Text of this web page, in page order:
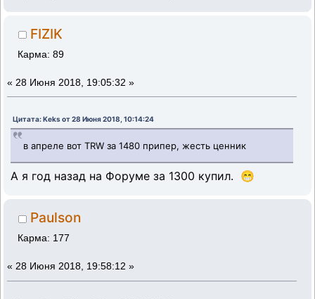
FIZIK
Карма: 89
« 28 Июня 2018, 19:05:32 »
Цитата: Keks от 28 Июня 2018, 10:14:24
в апреле вот TRW за 1480 припер, жесть ценник
А я год назад на Форуме за 1300 купил. 😁
Paulson
Карма: 177
« 28 Июня 2018, 19:58:12 »